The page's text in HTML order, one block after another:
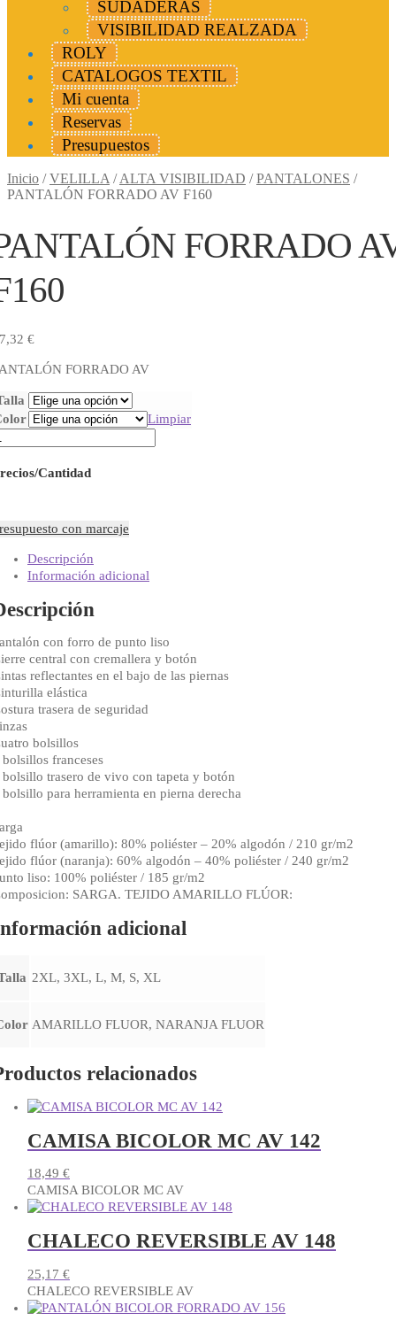
SUDADERAS
VISIBILIDAD REALZADA
ROLY
CATALOGOS TEXTIL
Mi cuenta
Reservas
Presupuestos
Inicio /VELILLA /ALTA VISIBILIDAD /PANTALONES /
PANTALÓN FORRADO AV F160
FORRADO
€
FORRADO AV
Limpiar
Cantidad
con marcaje
Descripción
Información adicional
con forro de punto liso
central con cremallera y botón
reflectantes en el bajo de las piernas
elástica
trasera de seguridad
bolsillos
bolsillos franceses
bolsillo trasero de vivo con tapeta y botón
bolsillo para herramienta en pierna derecha
flúor (amarillo): 80% poliéster – 20% algodón / 210 gr/m2
flúor (naranja): 60% algodón – 40% poliéster / 240 gr/m2
liso: 100% poliéster / 185 gr/m2
SARGA. TEJIDO AMARILLO FLÚOR:
adicional
2XL, 3XL, L, M, S, XL
AMARILLO FLUOR, NARANJA FLUOR
relacionados
CAMISA BICOLOR MC AV 142
18,49 €
CAMISA BICOLOR MC AV
Este
tiene
variantes.
Las
opciones
CHALECO REVERSIBLE AV 148
25,17 €
CHALECO REVERSIBLE AV
Este